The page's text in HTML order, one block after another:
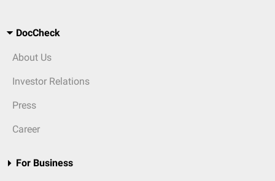
DocCheck
About Us
Investor Relations
Press
Career
For Business